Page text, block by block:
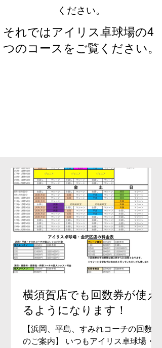
ください。
​それではアイリス卓球場の4
つのコースをご覧ください。
横須賀店でも回数券が使え
るようになります！
【浜岡、平島、すみれコーチの回数券
のご案内】 いつもアイリス卓球場・金